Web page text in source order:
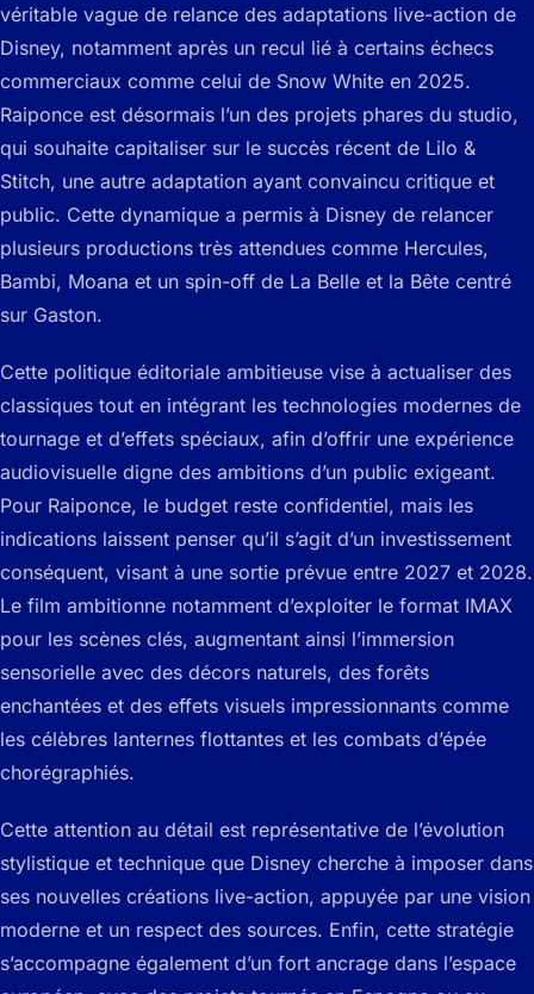
véritable vague de relance des adaptations live-action de
Disney, notamment après un recul lié à certains échecs
commerciaux comme celui de Snow White en 2025.
Raiponce est désormais l’un des projets phares du studio,
qui souhaite capitaliser sur le succès récent de Lilo &
Stitch, une autre adaptation ayant convaincu critique et
public. Cette dynamique a permis à Disney de relancer
plusieurs productions très attendues comme Hercules,
Bambi, Moana et un spin-off de La Belle et la Bête centré
sur Gaston.
Cette politique éditoriale ambitieuse vise à actualiser des
classiques tout en intégrant les technologies modernes de
tournage et d’effets spéciaux, afin d’offrir une expérience
audiovisuelle digne des ambitions d’un public exigeant.
Pour Raiponce, le budget reste confidentiel, mais les
indications laissent penser qu’il s’agit d’un investissement
conséquent, visant à une sortie prévue entre 2027 et 2028.
Le film ambitionne notamment d’exploiter le format IMAX
pour les scènes clés, augmentant ainsi l’immersion
sensorielle avec des décors naturels, des forêts
enchantées et des effets visuels impressionnants comme
les célèbres lanternes flottantes et les combats d’épée
chorégraphiés.
Cette attention au détail est représentative de l’évolution
stylistique et technique que Disney cherche à imposer dans
ses nouvelles créations live-action, appuyée par une vision
moderne et un respect des sources. Enfin, cette stratégie
s’accompagne également d’un fort ancrage dans l’espace